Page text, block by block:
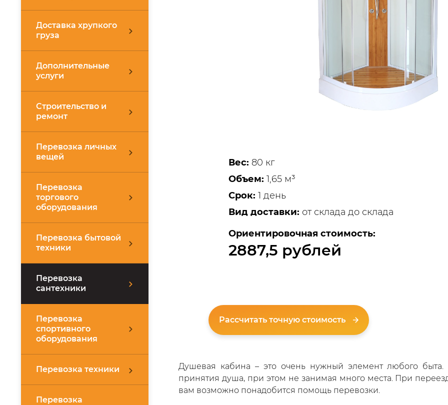
Доставка хрупкого
груза
Дополнительные
услуги
Строительство и
ремонт
Перевозка личных
вещей
Перевозка
торгового
оборудования
Перевозка бытовой
техники
Перевозка
сантехники
Перевозка
спортивного
оборудования
Перевозка техники
Перевозка
Вес: 80 кг
Объем: 1,65 м³
Срок: 1 день
Вид доставки: от склада до склада
Ориентировочная стоимость:
2887,5 рублей
Рассчитать точную стоимость
Душевая кабина – это очень нужный элемент любого
принятия душа, при этом не занимая много места. При
вам возможно понадобится помощь перевозки.